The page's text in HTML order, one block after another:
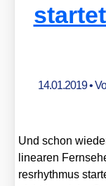
14.01.2019•
Und schon
linea­ren
res­rhyth­mus